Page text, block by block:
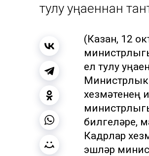
тулу уңаеннан
(Казан, 12
ел тулу
хезмәтенең
билгеләре,
Кадрлар
эшләр